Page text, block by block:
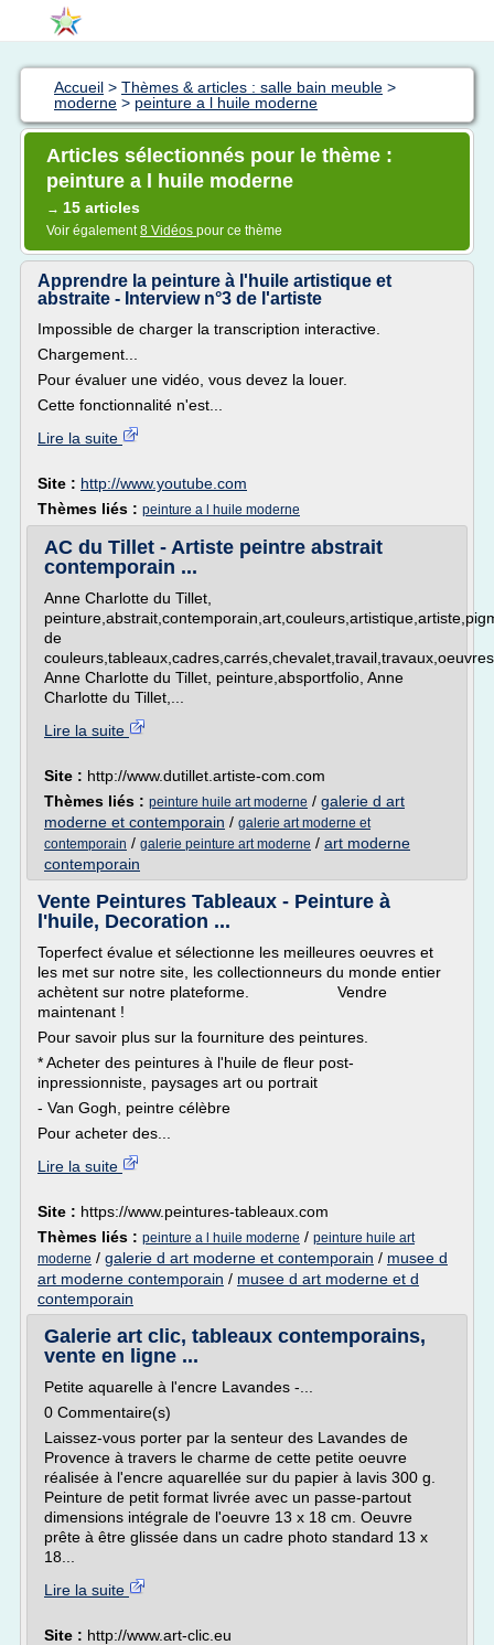
Accueil > Thèmes & articles : salle bain meuble >
moderne > peinture a l huile moderne
Articles sélectionnés pour le thème :
peinture a l huile moderne
→ 15 articles
Voir également8 Vidéos pour ce thème
Apprendre la peinture à l'huile artistique et
abstraite - Interview n°3 de l'artiste
Impossible de charger la transcription interactive.
Chargement...
Pour évaluer une vidéo, vous devez la louer.
Cette fonctionnalité n'est...
Lire la suite
Site : http://www.youtube.com
Thèmes liés : peinture a l huile moderne
AC du Tillet - Artiste peintre abstrait
contemporain ...
Anne Charlotte du Tillet,
de
Anne Charlotte du Tillet, peinture,absportfolio, Anne
Charlotte du Tillet,...
Lire la suite
Site : http://www.dutillet.artiste-com.com
Thèmes liés : peinture huile art moderne / galerie d art
moderne et contemporain / galerie art moderne et
contemporain / galerie peinture art moderne / art moderne
contemporain
Vente Peintures Tableaux - Peinture à
l'huile, Decoration ...
Toperfect évalue et sélectionne les meilleures oeuvres et
les met sur notre site, les collectionneurs du monde entier
achètent sur notre plateforme. Vendre
maintenant !
Pour savoir plus sur la fourniture des peintures.
* Acheter des peintures à l'huile de fleur post-
inpressionniste, paysages art ou portrait
- Van Gogh, peintre célèbre
Pour acheter des...
Lire la suite
Site : https://www.peintures-tableaux.com
Thèmes liés : peinture a l huile moderne / peinture huile art
moderne / galerie d art moderne et contemporain / musee d
art moderne contemporain / musee d art moderne et d
contemporain
Galerie art clic, tableaux contemporains,
vente en ligne ...
Petite aquarelle à l'encre Lavandes -...
0 Commentaire(s)
Laissez-vous porter par la senteur des Lavandes de
Provence à travers le charme de cette petite oeuvre
réalisée à l'encre aquarellée sur du papier à lavis 300 g.
Peinture de petit format livrée avec un passe-partout
dimensions intégrale de l'oeuvre 13 x 18 cm. Oeuvre
prête à être glissée dans un cadre photo standard 13 x
18...
Lire la suite
Site : http://www.art-clic.eu